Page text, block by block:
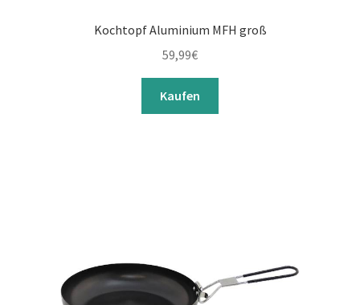
Kochtopf Aluminium MFH groß
59,99€
Kaufen